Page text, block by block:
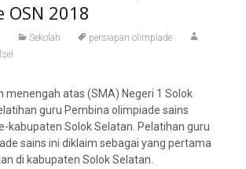
OSN 2018
Sekolah
persiapan olimpiade
menengah atas (SMA) Negeri 1 Solok
guru Pembina olimpiade sains
kabupaten Solok Selatan. Pelatihan guru
sains ini diklaim sebagai yang pertama
di kabupaten Solok Selatan.